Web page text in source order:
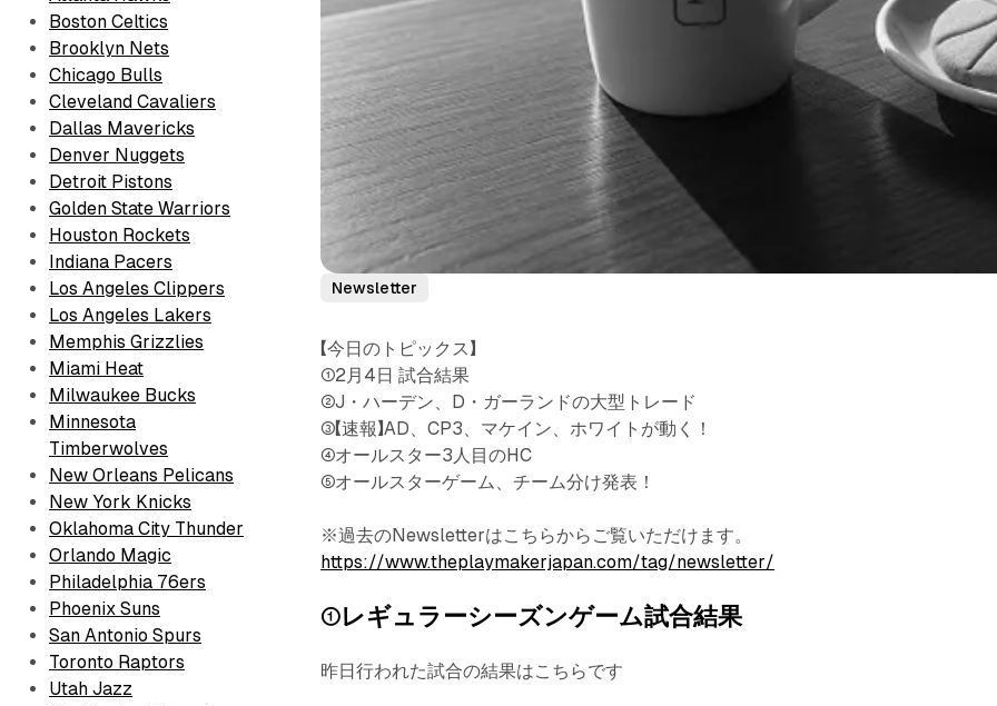
Boston Celtics
Brooklyn Nets
Chicago Bulls
Cleveland Cavaliers
Dallas Mavericks
Denver Nuggets
Detroit Pistons
Golden State Warriors
Houston Rockets
Indiana Pacers
Los Angeles Clippers
Los Angeles Lakers
Memphis Grizzlies
Miami Heat
Milwaukee Bucks
Minnesota
Timberwolves
New Orleans Pelicans
New York Knicks
Oklahoma City Thunder
Orlando Magic
Philadelphia 76ers
Phoenix Suns
San Antonio Spurs
Toronto Raptors
Utah Jazz
Newsletter
【今日のトピックス】
①2月4日 試合結果
②J・ハーデン、D・ガーランドの大型トレード
③【速報】AD、CP3、マケイン、ホワイトが動く！
④オールスター3人目のHC
⑤オールスターゲーム、チーム分け発表！
※過去のNewsletterはこちらからご覧いただけます。
https://www.theplaymakerjapan.com/tag/newsletter/
①レギュラーシーズンゲーム試合結果
昨日行われた試合の結果はこちらです